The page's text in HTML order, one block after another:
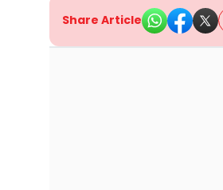
Share Article